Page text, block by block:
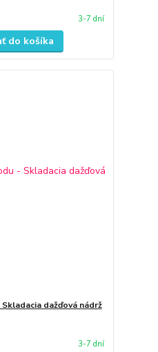
3-7 dní
do košíka
dažďová nádrž
3-7 dní